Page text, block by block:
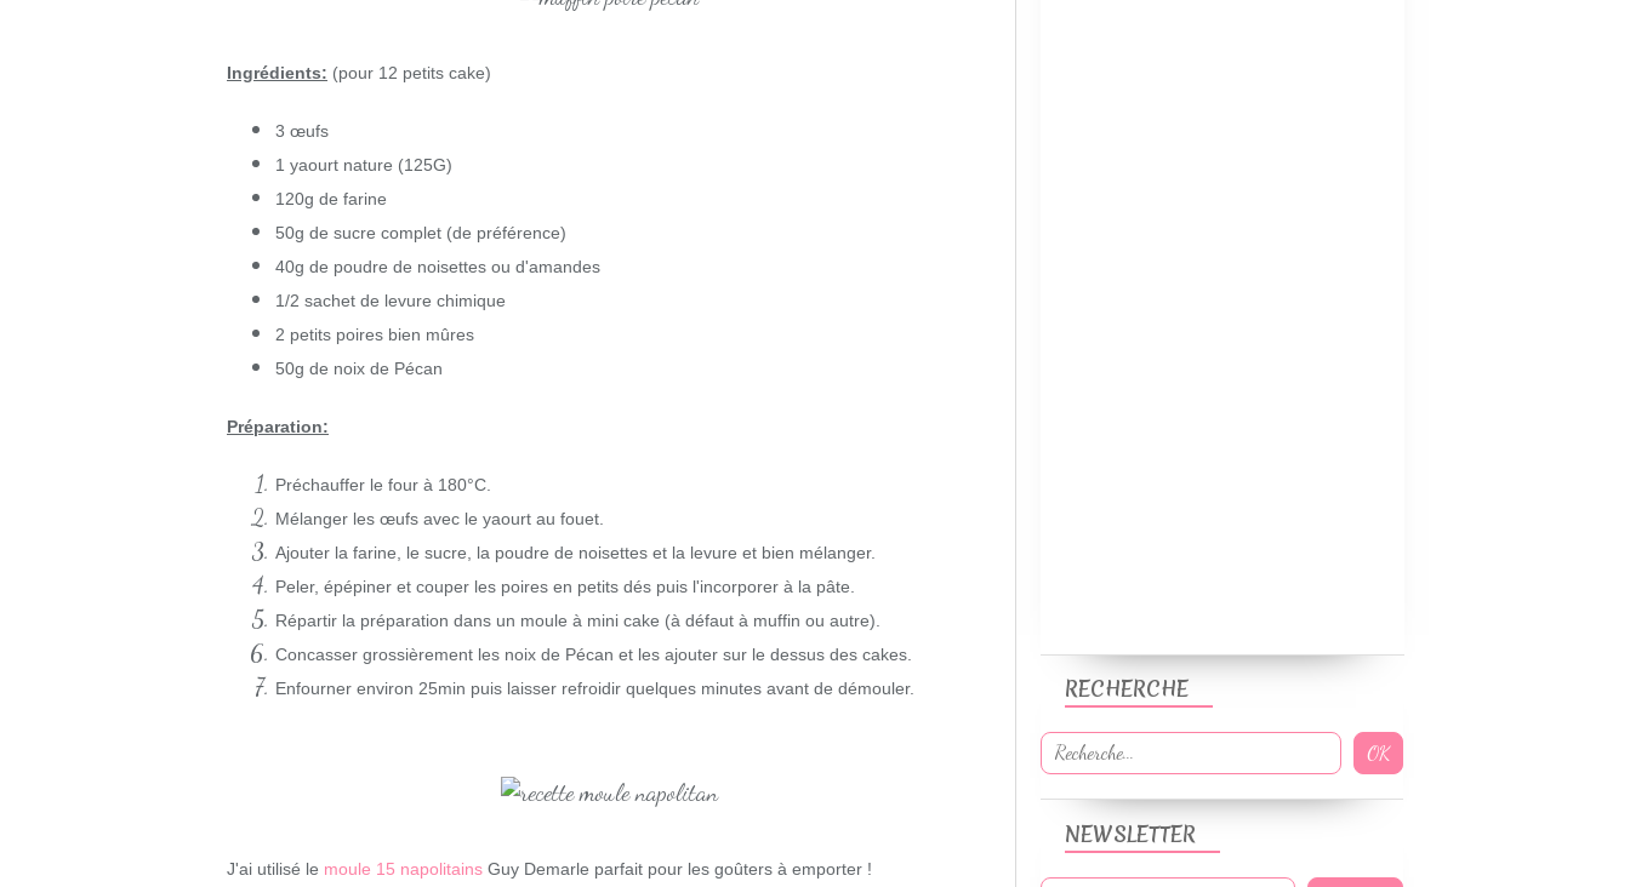
Ingrédients: (pour 12 petits cake)
3 œufs
1 yaourt nature (125G)
120g de farine
50g de sucre complet (de préférence)
40g de poudre de noisettes ou d'amandes
1/2 sachet de levure chimique
2 petits poires bien mûres
50g de noix de Pécan
Préparation:
Préchauffer le four à 180°C.
Mélanger les œufs avec le yaourt au fouet.
Ajouter la farine, le sucre, la poudre de noisettes et la levure et bien mélanger.
Peler, épépiner et couper les poires en petits dés puis l'incorporer à la pâte.
Répartir la préparation dans un moule à mini cake (à défaut à muffin ou autre).
Concasser grossièrement les noix de Pécan et les ajouter sur le dessus des cakes.
Enfourner environ 25min puis laisser refroidir quelques minutes avant de démouler.
J'ai utilisé le moule 15 napolitains Guy Demarle parfait pour les goûters à emporter !
NEWSLETTER
RECHERCHE